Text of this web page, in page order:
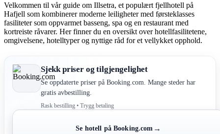
Velkommen til vår guide om Illsetra, et populært fjellhotell på
Hafjell som kombinerer moderne leiligheter med førsteklasses
fasiliteter som oppvarmet basseng, spa og en restaurant med
kortreiste råvarer. Her finner du en oversikt over hotellfasilitetene,
omgivelsene, hotelltyper og nyttige råd for et vellykket opphold.
Sjekk priser og tilgjengelighet
Se oppdaterte priser på Booking.com. Mange steder har
gratis avbestilling.
Rask bestilling • Trygg betaling
Se hotell på Booking.com →